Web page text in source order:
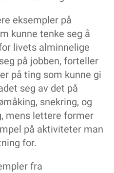
eksempler på
kunne tenke seg å
livets alminnelige
på jobben, forteller
på ting som kunne gi
seg av det på
snekring, og
mens lettere former
på aktiviteter man
for.
fra